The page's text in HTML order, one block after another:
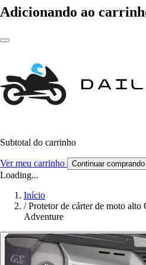
Adicionando ao
Subtotal do carrinho
Ver meu carrinho Continuar comprando
Loading...
Início
/ Protetor de cárter de moto
Adventure